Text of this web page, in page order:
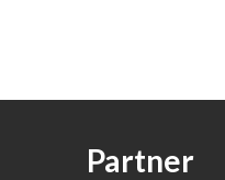
Partner